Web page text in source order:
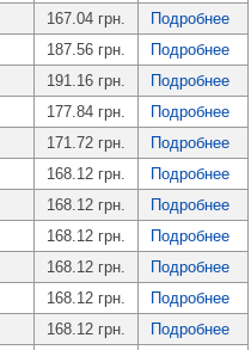
167.04 грн.
Подробнее
187.56 грн.
Подробнее
191.16 грн.
Подробнее
177.84 грн.
Подробнее
171.72 грн.
Подробнее
168.12 грн.
Подробнее
168.12 грн.
Подробнее
168.12 грн.
Подробнее
168.12 грн.
Подробнее
168.12 грн.
Подробнее
168.12 грн.
Подробнее